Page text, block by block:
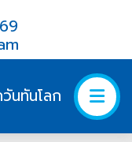
นทันโลก